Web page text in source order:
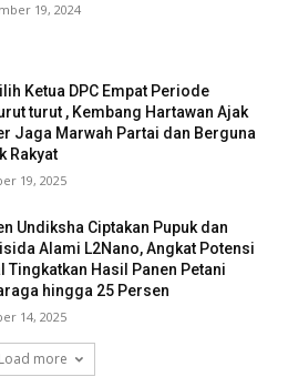
19, 2024
Ketua DPC Empat Periode
turut , Kembang Hartawan Ajak
Jaga Marwah Partai dan Berguna
Rakyat
19, 2025
Undiksha Ciptakan Pupuk dan
Alami L2Nano, Angkat Potensi
Tingkatkan Hasil Panen Petani
hingga 25 Persen
14, 2025
Load more